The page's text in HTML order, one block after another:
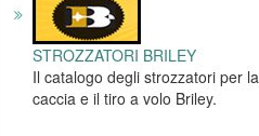
STROZZATORI BRILEY
Il catalogo degli strozzatori per la
caccia e il tiro a volo Briley.